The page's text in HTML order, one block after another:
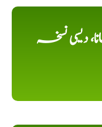
دیسی نسخہ